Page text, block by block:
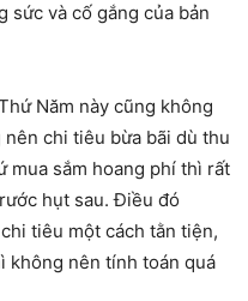
sức và cố gắng của bản
Năm này cũng không
chi tiêu bừa bãi dù thu
mua sắm hoang phí thì rất
hụt sau. Điều đó
tiêu một cách tằn tiện,
không nên tính toán quá